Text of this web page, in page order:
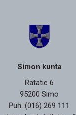
Simon kunta
Ratatie 6
95200 Simo
Puh. (016) 269 111